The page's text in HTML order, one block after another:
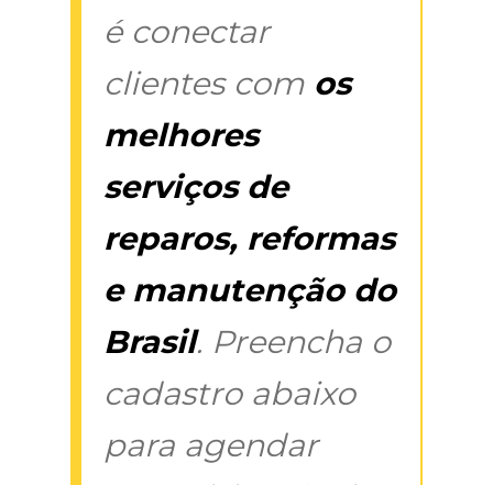
é conectar
clientes com os
melhores
serviços de
reparos, reformas
e manutenção do
Brasil. Preencha o
cadastro abaixo
para agendar